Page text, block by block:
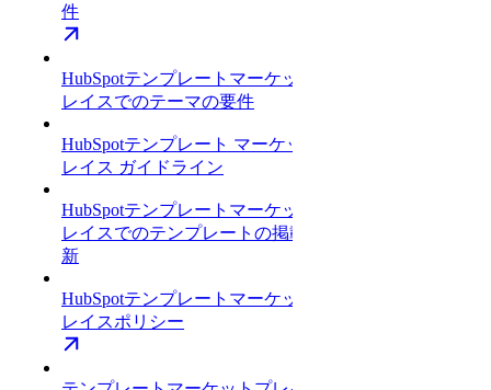
件
HubSpotテンプレートマーケットプ
レイスでのテーマの要件
HubSpotテンプレート マーケットプ
レイス ガイドライン
HubSpotテンプレートマーケットプ
レイスでのテンプレートの掲載と更
新
HubSpotテンプレートマーケットプ
レイスポリシー